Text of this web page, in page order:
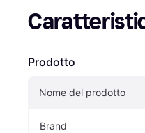
Prodotto
Nome del prodotto
Brand